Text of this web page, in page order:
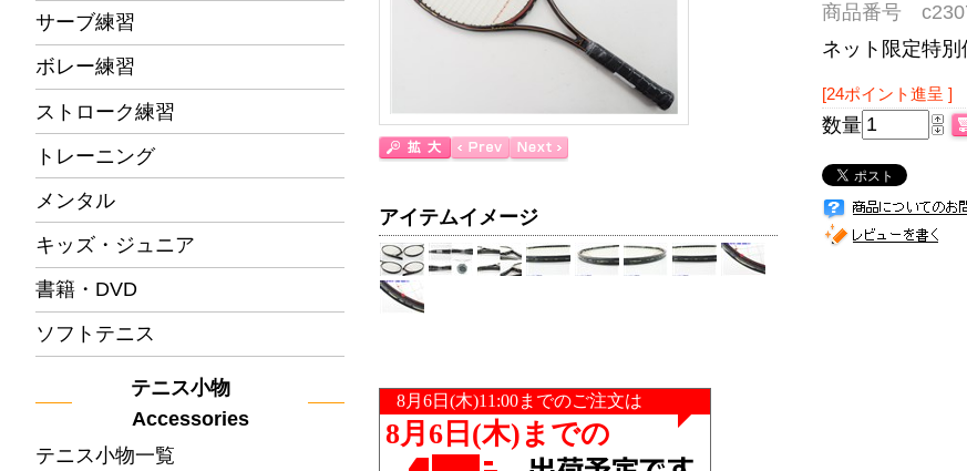
サーブ練習
ボレー練習
ストローク練習
トレーニング
メンタル
キッズ・ジュニア
書籍・DVD
ソフトテニス
テニス小物
Accessories
テニス小物一覧
商品番号
ネット限定特別
[24ポイント進呈 ]
数量
アイテムイメージ